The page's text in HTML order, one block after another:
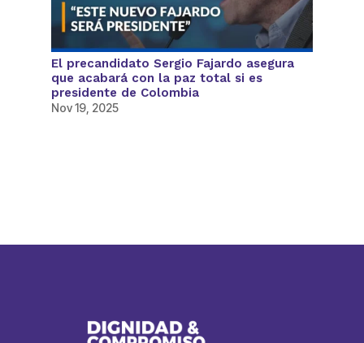
El precandidato Sergio Fajardo asegura
que acabará con la paz total si es
presidente de Colombia
Nov 19, 2025